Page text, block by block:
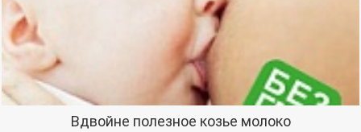
Вдвойне полезное козье молоко